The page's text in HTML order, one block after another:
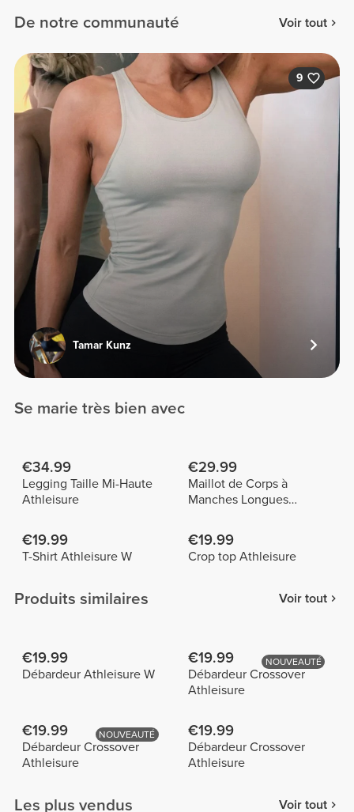
De notre communauté Voir tout
9
Tamar Kunz
Se marie très bien avec
€34.99
Legging Taille Mi-Haute
Athleisure
€29.99
Maillot de Corps à
Manches Longues
€19.99
T-Shirt Athleisure W
€19.99
Crop top Athleisure
Produits similaires Voir tout
€19.99
Débardeur Athleisure W
NOUVEAUTÉ
€19.99
Débardeur Crossover
Athleisure
NOUVEAUTÉ
€19.99
Débardeur Crossover
Athleisure
€19.99
Débardeur Crossover
Athleisure
Les plus vendus Voir tout